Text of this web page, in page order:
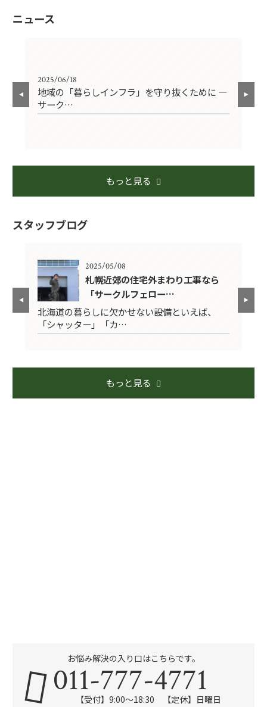
ニュース
2025/06/18
地域の「暮らしインフラ」を守り抜くために ―
サーク…
もっと見る
スタッフブログ
2025/05/08
札幌近郊の住宅外まわり工事なら
「サークルフェロー…
北海道の暮らしに欠かせない設備といえば、
「シャッター」「カ…
もっと見る
お悩み解決の入り口はこちらです。
011-777-4771
【受付】9:00～18:30 【定休】日曜日